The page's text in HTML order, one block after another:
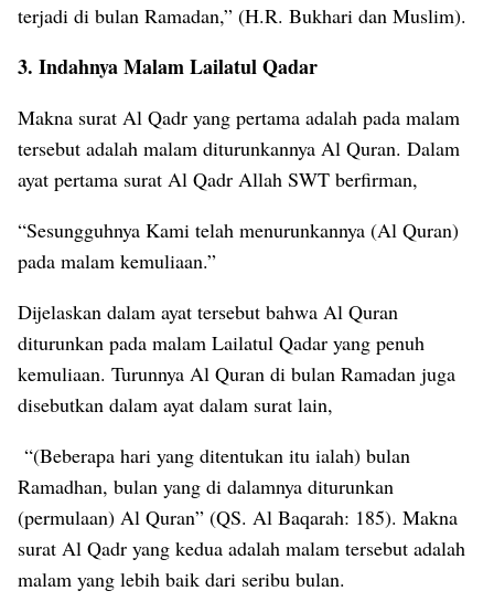
terjadi di bulan Ramadan,” (H.R. Bukhari dan Muslim).
3. Indahnya Malam Lailatul Qadar
Makna surat Al Qadr yang pertama adalah pada malam
tersebut adalah malam diturunkannya Al Quran. Dalam
ayat pertama surat Al Qadr Allah SWT berfirman,
“Sesungguhnya Kami telah menurunkannya (Al Quran)
pada malam kemuliaan.”
Dijelaskan dalam ayat tersebut bahwa Al Quran
diturunkan pada malam Lailatul Qadar yang penuh
kemuliaan. Turunnya Al Quran di bulan Ramadan juga
disebutkan dalam ayat dalam surat lain,
“(Beberapa hari yang ditentukan itu ialah) bulan
Ramadhan, bulan yang di dalamnya diturunkan
(permulaan) Al Quran” (QS. Al Baqarah: 185). Makna
surat Al Qadr yang kedua adalah malam tersebut adalah
malam yang lebih baik dari seribu bulan.